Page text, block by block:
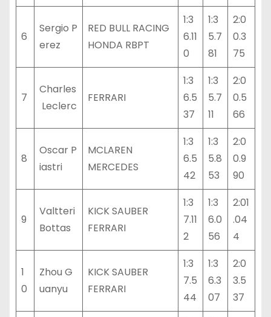
6
Sergio P
erez
RED BULL RACING
HONDA RBPT
1:3
6.11
0
1:3
5.7
81
2:0
0.3
75
7
Charles
Leclerc
FERRARI
1:3
6.5
37
1:3
5.7
11
2:0
0.5
66
8
Oscar P
iastri
MCLAREN
MERCEDES
1:3
6.5
42
1:3
5.8
53
2:0
0.9
90
9
Valtteri
Bottas
KICK SAUBER
FERRARI
1:3
7.11
2
1:3
6.0
56
2:01
.04
4
1
0
Zhou G
uanyu
KICK SAUBER
FERRARI
1:3
7.5
44
1:3
6.3
07
2:0
3.5
37